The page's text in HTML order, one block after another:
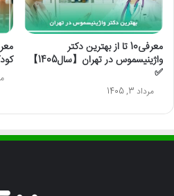
معرفی10 تا از بهترین دکتر
واژینیسموس در تهران【سال1405】
✅
مرداد 3, 1405